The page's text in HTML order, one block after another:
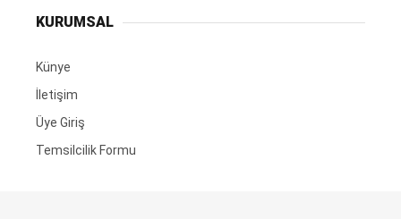
KURUMSAL
Künye
İletişim
Üye Giriş
Temsilcilik Formu